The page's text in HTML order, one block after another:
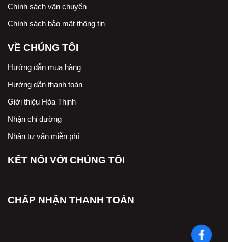
Chính sách vận chuyển
Chính sách bảo mật thông tin
VỀ CHÚNG TÔI
Hướng dẫn mua hàng
Hướng dẫn thanh toán
Giới thiệu Hòa Thịnh
Nhận chỉ đường
Nhận tư vấn miễn phí
KẾT NỐI VỚI CHÚNG TÔI
CHẤP NHẬN THANH TOÁN